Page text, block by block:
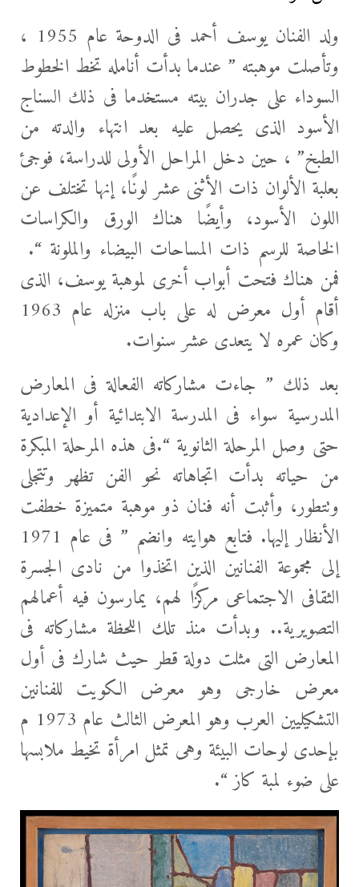
ولد الفنان يوسف أحمد فى الدوحة عام 1955 ،
وتأصلت موهبته ” عندما بدأت أنامله تخط الخطوط
السوداء على جدران بيته مستخدما فى ذلك السناج
الأسود الذى يحصل عليه بعد انتهاء والدته من
الطبخ” ، حين دخل المراحل الأولى للدراسة، فوجئ
بعلبة الألوان ذات الأثنى عشر لونًا، إنها تختلف عن
اللون الأسود، وأيضًا هناك الورق والكراسات
الخاصة للرسم ذات المساحات البيضاء والملونة “.
فمن هناك فتحت أبواب أخرى لموهبة يوسف، الذى
أقام أول معرض له على باب منزله عام 1963
وكان عمره لا يتعدى عشر سنوات.
بعد ذلك ” جاءت مشاركاته الفعالة فى المعارض
المدرسية سواء فى المدرسة الابتدائية أو الإعدادية
حتى وصل المرحلة الثانوية “.فى هذه المرحلة المبكرة
من حياته بدأت اتجاهاته نحو الفن تظهر وتتجلى
وتتطور، وأثبت أنه فنان ذو موهبة متميزة خطفت
الأنظار إليها. فتابع هوايته وانضم ” فى عام 1971
إلى مجموعة الفنانين الذين اتخذوا من نادى الجسرة
الثقافى الاجتماعى مركزًا لهم، يمارسون فيه أعمالهم
التصويرية.. وبدأت منذ تلك اللحظة مشاركاته فى
المعارض التى مثلت دولة قطر حيث شارك فى أول
معرض خارجى وهو معرض الكويت للفنانين
التشكيليين العرب وهو المعرض الثالث عام 1973 م
بإحدى لوحات البيئة وهى تمثل امرأة تخيط ملابسها
على ضوء لمبة كاز “.